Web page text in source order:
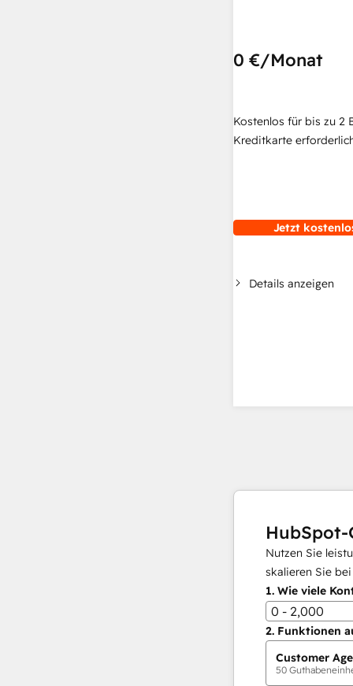
0 €/Monat
Kostenlos für bis zu 2
Kreditkarte
Jetzt
Details anzeigen
HubSpot-
Nutzen Sie
skalieren Sie
1. Wie viele
0 - 2,000
2. Funktionen
Customer
50